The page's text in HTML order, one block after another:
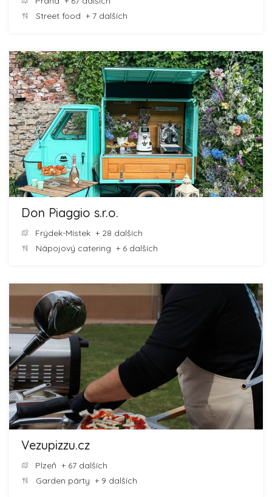
Street food + 7 dalších
Don Piaggio s.r.o.
Frýdek-Místek + 28 dalších
Nápojový catering + 6 dalších
Vezupizzu.cz
Plzeň + 67 dalších
Garden párty + 9 dalších